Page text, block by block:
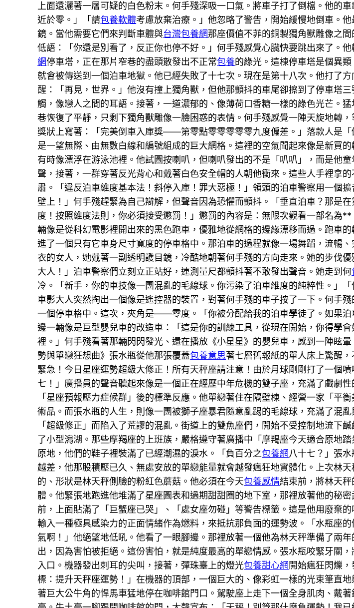
上面還灑著一層可疑的白色粉末。何手殘深吸一口氣。將車子打了倒檔。他的
近於零。」「請包養軟體考慮放棄治療。」他忽略了警告，開始緩慢地倒車。
鏡。當他需要它們來判斷車體與台灣包養網那座價值不菲的銅製獨角獸雕像之
低語：「你還是別看了，反正你也停不好。」何手殘感覺心臟快要跳出來了。
網停車塔，正在那片窄巷的盡頭散發出不正常包養的綠光。這棟停車塔是個異
就會被傳送到一個泊車地獄。他已經失敗了十七次。現在是第十八次。他打了
醒：「再見，世界。」他沒有撞上獨角獸，但他那顫抖的車尾卻擦到了停車塔
觸，像戀人之間的耳語。接著，一道濃郁的、像薄荷口香糖一樣的綠色光芒。
巷恢復了平靜，只剩下獨角獸雕像一臉困惑的表情。何手殘感覺一陣天旋地轉
獎狀上寫著：「完美倒車入庫獎——第零點零零零零零九度偏差。」落款人是
是一望無際、由無數白線和編號組成的巨大網格。這裡的空氣聞起來像是新買
有時像漂浮在游泳池裡。他試圖按喇叭，但喇叭發出的不是「叭叭」，而是他
聲，接著，一群穿著反光背心和戴著白色安全帽的人朝他衝來。這些人手裡拿
肅。「違反泊車維度基本法！斜停入庫！罪大惡極！」領頭的泊車警察用一個
壁上！」何手殘趕緊為自己辯解，但聲音因為恐懼而顫抖。「垂直泊車？那
度！按照維度法則，你必須接受懲罰！」懲罰的內容是：無限次觀看一部名為
輛像是從科幻電影裡開出來的黑色跑車，優雅地從網格的邊緣漂移而過。跑車
進了一個只有它車身尺寸寬度的停車格中。那泊車的過程就像一場舞蹈，流暢
衣的女人，她戴著一副透明護目鏡，冷酷地朝著何手殘的方向走來。她的步伐
大人！」泊車警察們立刻立正站好，連測量尺都顫抖著不敢發出聲音。她走到何
冷。「新手，你的車技像一團混亂的毛線球。你污染了泊車維度的純粹性。」
車影大人突然掏出一個像是遙控器的裝置，對著何手殘的車子按了一下。何手
一個停車格中。這次，夾角是——零度。「你被分配給我的泊車學徒了。如果
邊一輛像是巨型嬰兒車的改造車：「這是你的訓練工具，從現在開始，你得學
裡。」何手殘看著那輛閃閃發光、還在播放《小星星》的嬰兒車，感到一陣眩
勢與單戀狂想曲》張水瓶從他那張覆蓋包養意思著七層舊報紙的單人床上驚醒
緊急！今日星座運勢超級大修正！所有天秤座請注意！由於月球剛剛打了一個
七！」廣播員的聲音聽起來像是一個正在經歷中年危機的雙子座，充滿了戲劇
「星座預報壓力症候群」後的標準反應。他單戀著住在隔壁棟、經營一家「平
術品。而張水瓶的人生，則像一團被獅子座暴君隨意亂踢的毛線球，充滿了混
「超級修正」而陷入了荒謬的混亂。街道上的雙魚座們，開始不受控制地流下鹹
了小型潟湖。那些摩羯座的上班族，嚴格遵守著廣播中「摩羯座今天適合原地
原地，他們的鞋子裡裝滿了已經潮濕的淚水。「負百分之包養網八十七？」張
越差，他那股積壓已久、無處安放的單戀能量就會越發瘋狂地實體化。上次林
的、形狀是林天秤側臉的粉紅色蘑菇。他必須在今天包養感情結束前，將林天
體。他緊張地跑進他堆滿了星座圖表和過期甜甜圈的地下室，那裡放著他的秘
前，上面貼滿了「巨蟹座已哭」、「處女座勿碰」等警告標籤。這是他用廢棄
輸入一種極具感染力的正面情緒作為燃料，來抵抗那負面的運勢波。「水瓶座
氣啊！」他絕望地低吼。他看了一眼腳邊。那裡放著一個他為林天秤準備了兩
出，因為害怕被拒絕。這份害怕，就是純度最高的單戀情感。張水瓶咬緊牙關
入口。機器發出刺耳的尖叫，接著，彈珠臺上的燈光包養甜心網 開始瘋狂閃爍
標：提升天秤座運勢！」在機器的頂部，一個巨大的、像彩虹一樣的光束筆直
著巨大公牛角的悍馬車猛地停在咖啡館門口。駕駛座上走下一個全身肌肉、